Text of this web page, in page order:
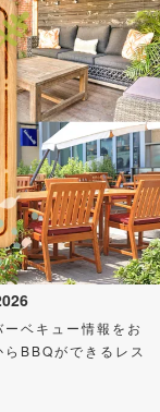
ベキュー情報をお
BBQができるレス